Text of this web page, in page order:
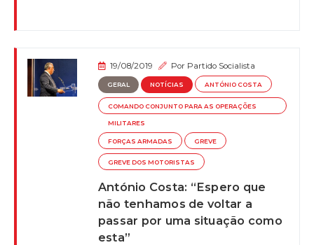
19/08/2019 Por Partido Socialista
GERAL NOTÍCIAS ANTÓNIO COSTA
COMANDO CONJUNTO PARA AS OPERAÇÕES
MILITARES
FORÇAS ARMADAS GREVE
GREVE DOS MOTORISTAS
António Costa: “Espero que
não tenhamos de voltar a
passar por uma situação como
esta”